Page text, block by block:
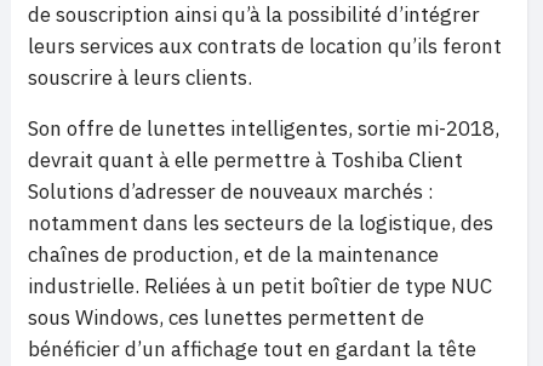
de souscription ainsi qu’à la possibilité d’intégrer
leurs services aux contrats de location qu’ils feront
souscrire à leurs clients.
Son offre de lunettes intelligentes, sortie mi-2018,
devrait quant à elle permettre à Toshiba Client
Solutions d’adresser de nouveaux marchés :
notamment dans les secteurs de la logistique, des
chaînes de production, et de la maintenance
industrielle. Reliées à un petit boîtier de type NUC
sous Windows, ces lunettes permettent de
bénéficier d’un affichage tout en gardant la tête